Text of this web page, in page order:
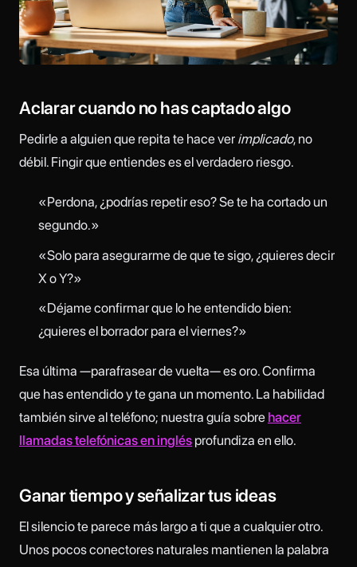
Aclarar cuando no has captado algo
Pedirle a alguien que repita te hace ver implicado, no
débil. Fingir que entiendes es el verdadero riesgo.
«Perdona, ¿podrías repetir eso? Se te ha cortado un
segundo.»
«Solo para asegurarme de que te sigo, ¿quieres decir
X o Y?»
«Déjame confirmar que lo he entendido bien:
¿quieres el borrador para el viernes?»
Esa última —parafrasear de vuelta— es oro. Confirma
que has entendido y te gana un momento. La habilidad
también sirve al teléfono; nuestra guía sobre hacer
llamadas telefónicas en inglés profundiza en ello.
Ganar tiempo y señalizar tus ideas
El silencio te parece más largo a ti que a cualquier otro.
Unos pocos conectores naturales mantienen la palabra